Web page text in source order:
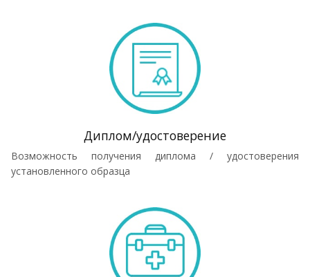
Диплом/удостоверение
Возможность получения диплома / удостоверения
установленного образца